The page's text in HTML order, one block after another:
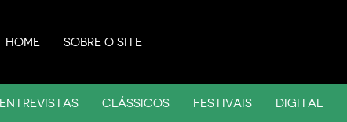
HOME SOBRE O SITE
ENTREVISTAS CLÁSSICOS FESTIVAIS DIGITAL